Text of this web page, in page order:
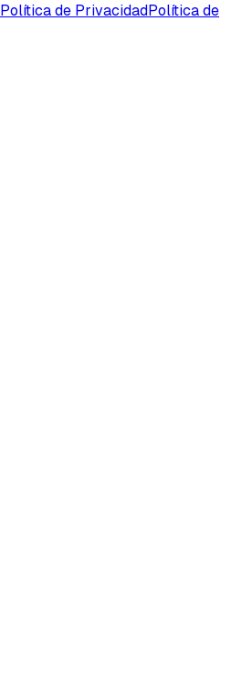
Política de PrivacidadPolítica de